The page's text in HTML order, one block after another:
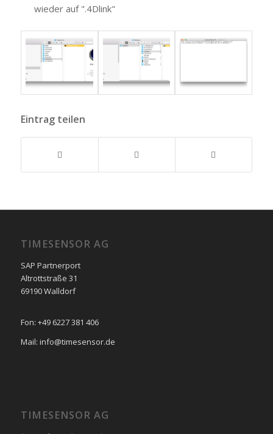
wieder auf ".4Dlink"
Eintrag teilen
TIMESENSOR AG
SAP Partnerport
Altrottstraße 31
69190 Walldorf
Fon: +49 6227 381 406
Mail: info@timesensor.de
TIMESENSOR AG